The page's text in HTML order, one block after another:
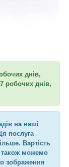
днів,
робочих днів,
на наші
послуга
Вартість
також можемо
зображення